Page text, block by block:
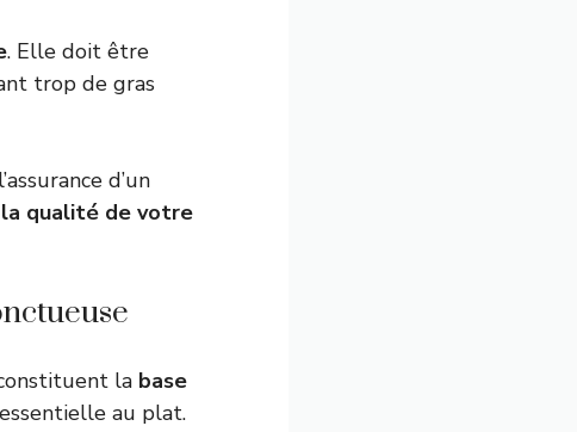
. Elle doit être
trop de gras
d’un
qualité de votre
la base
au plat.